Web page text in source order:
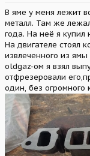
В яме у меня лежит
металл. Там же
года. На неё я
На двигателе стоял
извлеченного из
oldgaz-ом я взял
отфрезеровали
один, без огромного